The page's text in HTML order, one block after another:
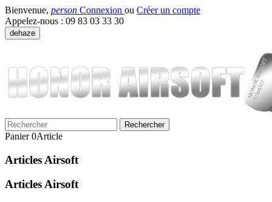
Bienvenue, person Connexion ou Créer un compte
Appelez-nous : 09 83 03 33 30
dehaze
Rechercher
Panier 0Article
Articles Airsoft
Articles Airsoft